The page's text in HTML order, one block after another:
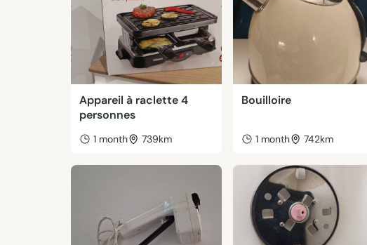
Appareil à raclette 4
personnes
1 month 739km
Bouilloire
1 month 742km